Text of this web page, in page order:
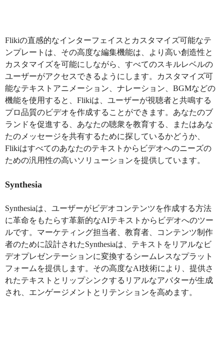
Flikiの直感的なインターフェイスとカスタマイズ可能なテ
ンプレートは、その高度な編集機能は、より高い創造性と
カスタマイズを可能にしながら、すべてのスキルレベルの
ユーザーがアクセスできるようにします。カスタマイズ可
能なテキストアニメーション、ナレーション、BGMなどの
機能を使用すると、Flikiは、ユーザーが視聴者と共鳴する
プロ品質のビデオを作成することができます。あなたのブ
ランドを促進する、あなたの聴衆を教育する、またはあな
たのメッセージを共有するために探しているかどうか、
Flikiはすべてのあなたのテキストからビデオへのニーズの
ための汎用性の高いソリューションを提供しています。
Synthesia
Synthesiaは、ユーザーがビデオコンテンツを作成する方法
に革命をもたらす革新的なAIテキストからビデオへのツー
ルです。マーケティング担当者、教育者、コンテンツ制作
者のために設計されたSynthesiaは、テキストをリアルなビ
デオプレゼンテーションに変換するシームレスなプラット
フォームを提供します。その高度なAI技術により、提供さ
れたテキストとリップシンクするリアルなアバターが生成
され、エンゲージメントとリテンションを高めます。